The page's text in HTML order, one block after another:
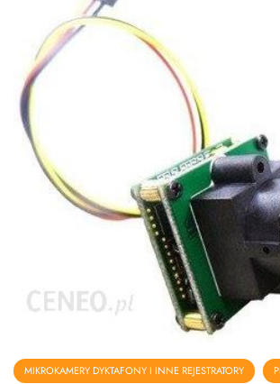
MIKROKAMERY DYKTAFONY I INNE REJESTRATORY